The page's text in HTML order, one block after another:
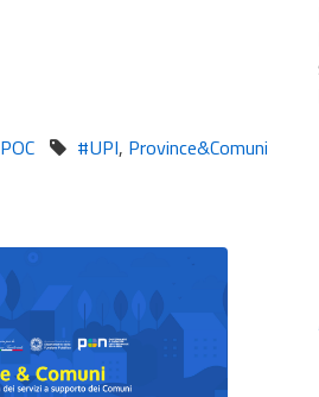
POC #UPI, Province&Comuni